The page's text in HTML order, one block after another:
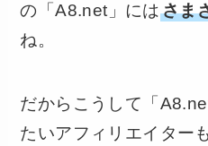
の「A8.net」にはさま
ね。
だからこうして「
たいアフィリエイター